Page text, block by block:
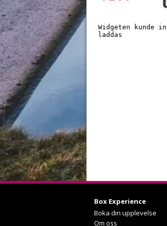
Box Experience
Boka din upplevelse
Om oss